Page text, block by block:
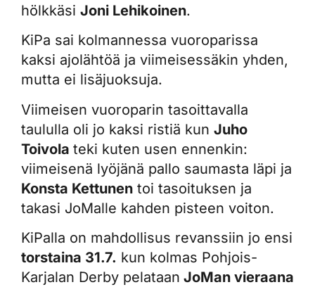
hölkkäsi Joni Lehikoinen.
KiPa sai kolmannessa vuoroparissa
kaksi ajolähtöä ja viimeisessäkin yhden,
mutta ei lisäjuoksuja.
Viimeisen vuoroparin tasoittavalla
taululla oli jo kaksi ristiä kun Juho
Toivola teki kuten usen ennenkin:
viimeisenä lyöjänä pallo saumasta läpi ja
Konsta Kettunen toi tasoituksen ja
takasi JoMalle kahden pisteen voiton.
KiPalla on mahdollisus revanssiin jo ensi
torstaina 31.7. kun kolmas Pohjois-
Karjalan Derby pelataan JoMan vieraana